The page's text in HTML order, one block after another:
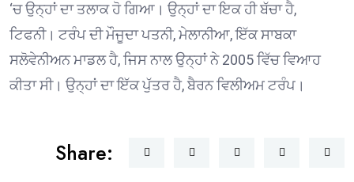
‘ਚ ਉਨ੍ਹਾਂ ਦਾ ਤਲਾਕ ਹੋ ਗਿਆ। ਉਨ੍ਹਾਂ ਦਾ ਇਕ ਹੀ ਬੱਚਾ ਹੈ,
ਟਿਫਨੀ। ਟਰੰਪ ਦੀ ਮੌਜੂਦਾ ਪਤਨੀ, ਮੇਲਾਨੀਆ, ਇੱਕ ਸਾਬਕਾ
ਸਲੋਵੇਨੀਅਨ ਮਾਡਲ ਹੈ, ਜਿਸ ਨਾਲ ਉਨ੍ਹਾਂ ਨੇ 2005 ਵਿੱਚ ਵਿਆਹ
ਕੀਤਾ ਸੀ। ਉਨ੍ਹਾਂ ਦਾ ਇੱਕ ਪੁੱਤਰ ਹੈ, ਬੈਰਨ ਵਿਲੀਅਮ ਟਰੰਪ।
Share: